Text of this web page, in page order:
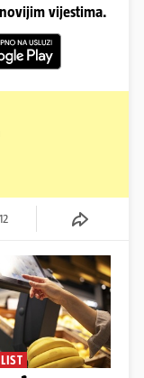
vijestima.
12